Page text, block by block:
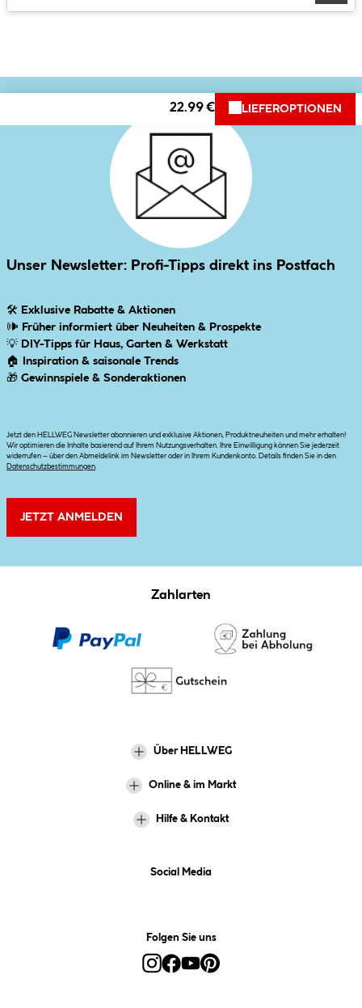
22.99 € LIEFEROPTIONEN
Unser Newsletter: Profi-Tipps direkt ins Postfach
🛠 Exklusive Rabatte & Aktionen
🕪 Früher informiert über Neuheiten & Prospekte
💡 DIY-Tipps für Haus, Garten & Werkstatt
🏠
Inspiration & saisonale Trends
🎁 Gewinnspiele & Sonderaktionen
Jetzt den HELLWEG Newsletter abonnieren und exklusive Aktionen, Produktneuheiten und mehr erhalten!
Wir optimieren die Inhalte basierend auf Ihrem Nutzungsverhalten. Ihre Einwilligung können Sie jederzeit
widerrufen – über den Abmeldelink im Newsletter oder in Ihrem Kundenkonto. Details finden Sie in den
Datenschutzbestimmungen
JETZT ANMELDEN
Zahlarten
Über HELLWEG
Online & im Markt
Hilfe & Kontakt
Social Media
Folgen Sie uns